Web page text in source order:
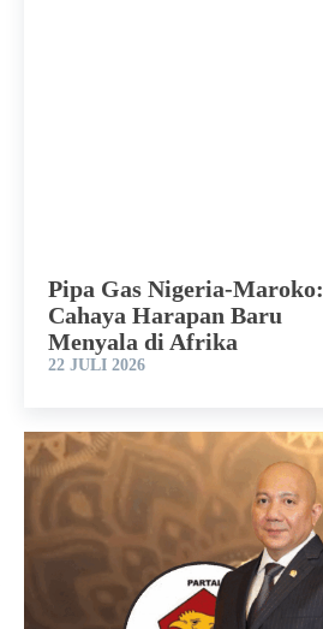
Pipa Gas Nigeria-Maroko:
Cahaya Harapan Baru
Menyala di Afrika
22 JULI 2026